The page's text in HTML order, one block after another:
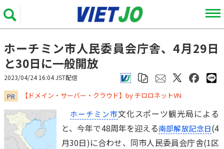
ホーチミン市人民委員会庁舎、4月29日
と30日に一般開放
2023/04/24 16:04 JST配信
PR ​​​​​​​【ドメイン・サーバー・クラウド】by チロロネットVN
ホーチミン市文化スポーツ観光局による
と、今年で48周年を迎える南部解放記念日(4
月30日)に合わせ、同市人民委員会庁舎(1区